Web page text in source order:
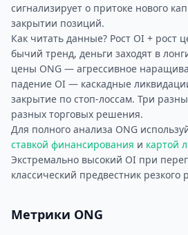
сигнализирует о притоке нового
закрытии позиций.
Как читать данные? Рост OI + рост
бычий тренд, деньги заходят в
цены ONG — агрессивное
падение OI — каскадные
закрытие по стоп-лоссам. Три
разных торговых решения.
Для полного анализа ONG
ставкой финансирования и картой
Экстремально высокий OI при
классический предвестник резкого
Метрики ONG